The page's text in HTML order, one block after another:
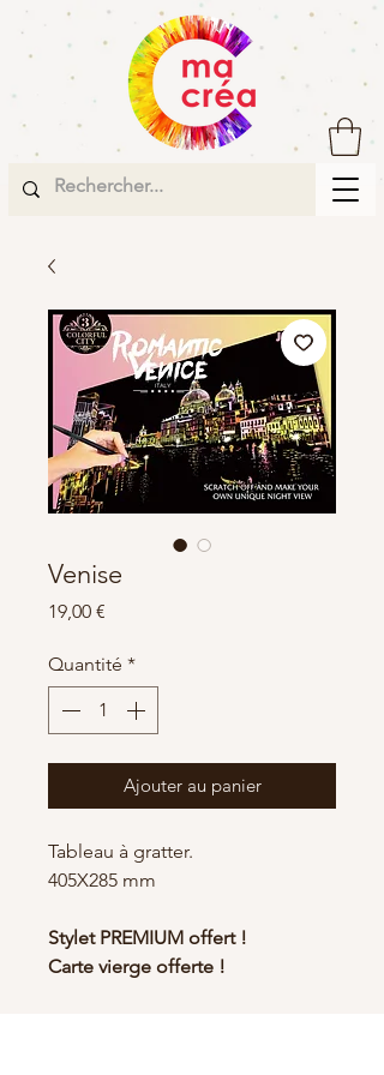
Venise
19,00 €
Quantité *
Ajouter au panier
Tableau à gratter.
405X285 mm
Stylet PREMIUM offert !
Carte vierge offerte !